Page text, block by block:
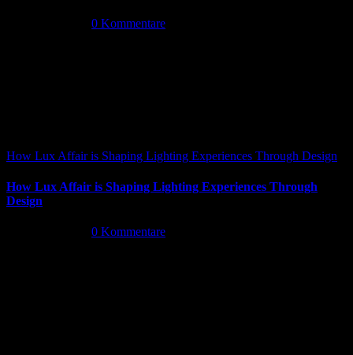
0 Kommentare
How Lux Affair is Shaping Lighting Experiences Through Design
How Lux Affair is Shaping Lighting Experiences Through
Design
0 Kommentare